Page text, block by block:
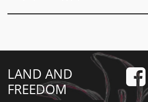
LAND AND
FREEDOM